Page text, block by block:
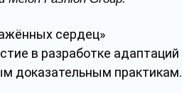
сердец»
в разработке адаптаций
доказательным практикам.